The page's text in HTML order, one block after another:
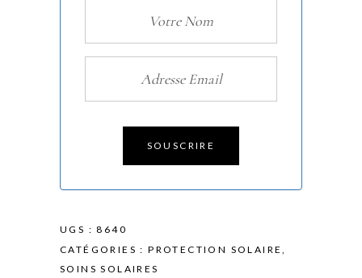
SOUSCRIRE
UGS :8640
CATÉGORIES :PROTECTION SOLAIRE,
SOINS SOLAIRES